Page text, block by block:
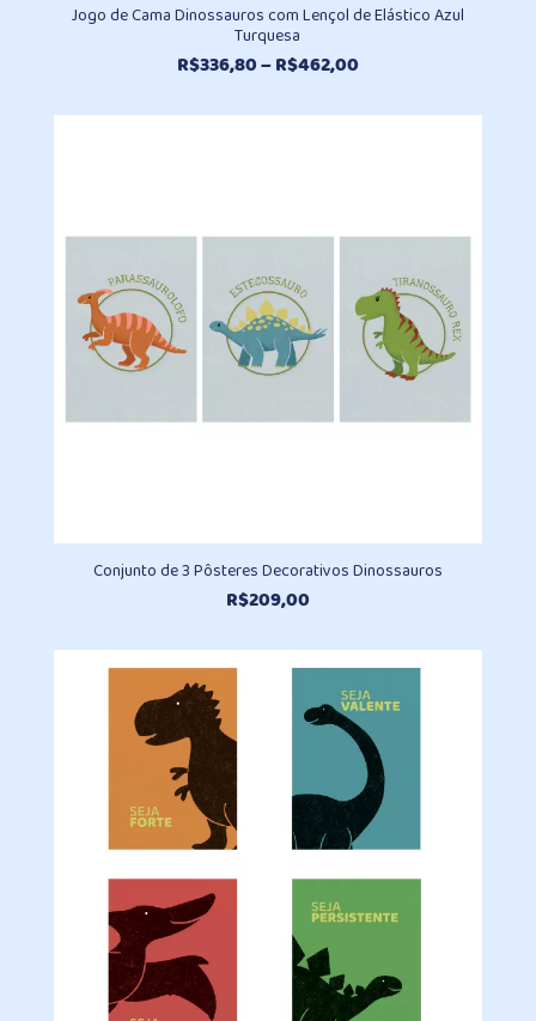
Jogo de Cama Dinossauros com Lençol de Elástico Azul
Turquesa
R$336,80–R$462,00Faixa
preço:
Conjunto de 3 Pôsteres Decorativos Dinossauros
R$209,00